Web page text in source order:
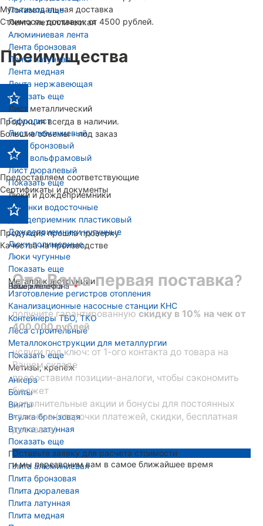
Показать еще
Лента металлическая
Алюминиевая лента
Лента бронзовая
Лента латунная
Лента медная
Лента нержавеющая
Показать еще
Лист металлический
Гофролист
Лист алюминиевый
Лист бронзовый
Лист вольфрамовый
Лист дюралевый
Показать еще
Люки и дождеприемники
Воронки водосточные
Дождеприемник пластиковый
Дождеприемники чугунные
Люки полимерные
Люки чугунные
Показать еще
Металлоконструкции
Изготовление регистров отопления
Канализационные насосные станции КНС
Контейнеры ТБО, ТКО
Леса строительные
Металлоконструкции для металлургии
Показать еще
Метизы, крепёж
Анкера
Болты
Винты
Втулка бронзовая
Втулка латунная
Показать еще
Плита металлическая
Плита алюминиевая
Плита бронзовая
Плита дюралевая
Плита латунная
Плита медная
Мультимодальная доставка
Стоимость доставки: от 4500 рублей.
Преимущества
Продукция всегда в наличии.
Большие объемы - под заказ
Предоставляем соответствующие
Сертификаты и документы
Продукция прошла проверку
Качества на производстве
Это Ваша первая поставка?
получите гарантированную скидку в 10% на чек от
400 000 рублей
услуги под ключ: от 1-ого контакта до товара на
Вашем складе
предоставим позиции-аналоги, чтобы сэкономить
бюджет
дополнительные акции и бонусы для постоянных
клиентов (отсрочки платежей, скидки, бесплатная
доставка)
Оставьте заявку для расчета стоимости
и мы перезвоним вам в самое ближайшее время
Ваше имя
Номер телефона
Ваша эл. почта